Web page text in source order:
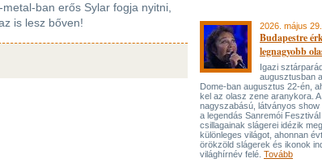
ban erős Sylar fogja nyitni,
is lesz bőven!
2026. május 29.
Budapestre
legnagyobb
Igazi
augusztusban
Dome-ban augusztus 22-én,
kel az olasz zene aranykora. A
nagyszabású, látványos show
a legendás Sanremói Fesztivál
csillagainak slágerei idézik
különleges világot, ahonnan
örökzöld slágerek és ikonok
világhírnév felé. Tovább